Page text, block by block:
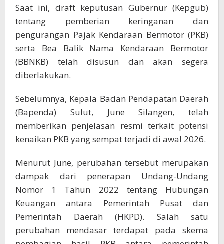
Saat ini, draft keputusan Gubernur (Kepgub)
tentang pemberian keringanan dan
pengurangan Pajak Kendaraan Bermotor (PKB)
serta Bea Balik Nama Kendaraan Bermotor
(BBNKB) telah disusun dan akan segera
diberlakukan.
Sebelumnya, Kepala Badan Pendapatan Daerah
(Bapenda) Sulut, June Silangen, telah
memberikan penjelasan resmi terkait potensi
kenaikan PKB yang sempat terjadi di awal 2026.
Menurut June, perubahan tersebut merupakan
dampak dari penerapan Undang-Undang
Nomor 1 Tahun 2022 tentang Hubungan
Keuangan antara Pemerintah Pusat dan
Pemerintah Daerah (HKPD). Salah satu
perubahan mendasar terdapat pada skema